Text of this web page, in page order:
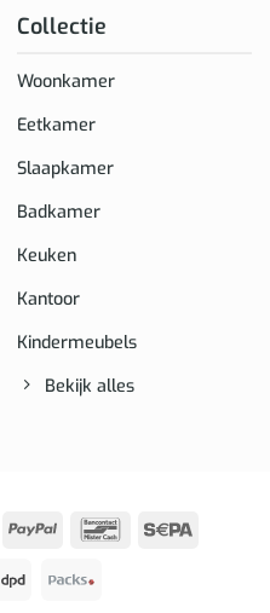
Collectie
Woonkamer
Eetkamer
Slaapkamer
Badkamer
Keuken
Kantoor
Kindermeubels
Bekijk alles
PayPal BancontactSepa